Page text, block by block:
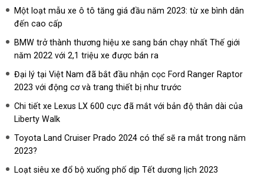
Một loạt mẫu xe ô tô tăng giá đầu năm 2023: từ xe bình dân
đến cao cấp
BMW trở thành thương hiệu xe sang bán chạy nhất Thế giới
năm 2022 với 2,1 triệu xe được bán ra
Đại lý tại Việt Nam đã bắt đầu nhận cọc Ford Ranger Raptor
2023 với động cơ và trang thiết bị như trước
Chi tiết xe Lexus LX 600 cực đã mắt với bản độ thân dài của
Liberty Walk
Toyota Land Cruiser Prado 2024 có thể sẽ ra mắt trong năm
2023?
Loạt siêu xe đổ bộ xuống phố dịp Tết dương lịch 2023